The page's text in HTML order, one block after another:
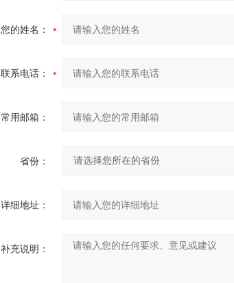
您的姓名：
联系电话：
常用邮箱：
省份：
详细地址：
补充说明：